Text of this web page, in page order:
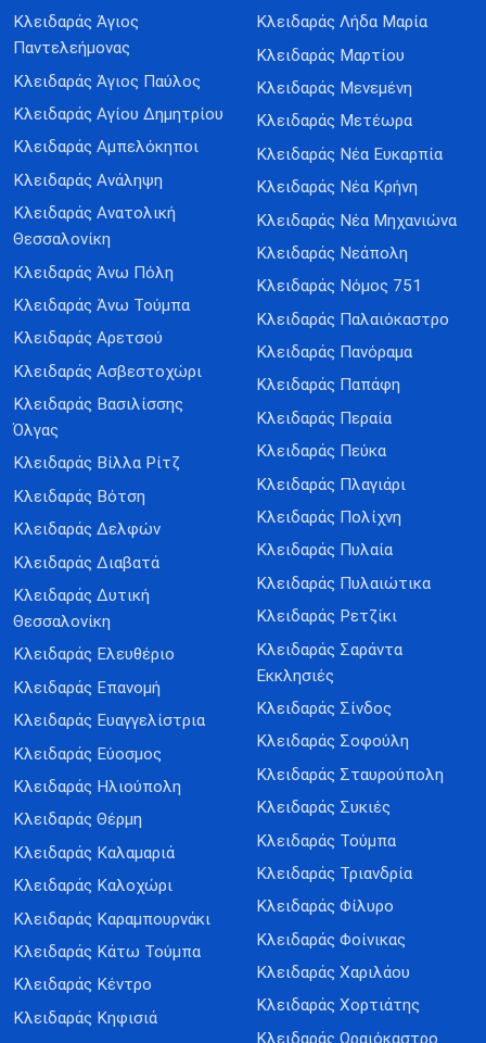
Κλειδαράς Άγιος
Παντελεήμονας
Κλειδαράς Άγιος Παύλος
Κλειδαράς Αγίου Δημητρίου
Κλειδαράς Αμπελόκηποι
Κλειδαράς Ανάληψη
Κλειδαράς Ανατολική
Θεσσαλονίκη
Κλειδαράς Άνω Πόλη
Κλειδαράς Άνω Τούμπα
Κλειδαράς Αρετσού
Κλειδαράς Ασβεστοχώρι
Κλειδαράς Βασιλίσσης
Όλγας
Κλειδαράς Βίλλα Ρίτζ
Κλειδαράς Βότση
Κλειδαράς Δελφών
Κλειδαράς Διαβατά
Κλειδαράς Δυτική
Θεσσαλονίκη
Κλειδαράς Ελευθέριο
Κλειδαράς Επανομή
Κλειδαράς Ευαγγελίστρια
Κλειδαράς Εύοσμος
Κλειδαράς Ηλιούπολη
Κλειδαράς Θέρμη
Κλειδαράς Καλαμαριά
Κλειδαράς Καλοχώρι
Κλειδαράς Καραμπουρνάκι
Κλειδαράς Κάτω Τούμπα
Κλειδαράς Κέντρο
Κλειδαράς Κηφισιά
Κλειδαράς Λήδα Μαρία
Κλειδαράς Μαρτίου
Κλειδαράς Μενεμένη
Κλειδαράς Μετέωρα
Κλειδαράς Νέα Ευκαρπία
Κλειδαράς Νέα Κρήνη
Κλειδαράς Νέα Μηχανιώνα
Κλειδαράς Νεάπολη
Κλειδαράς Νόμος 751
Κλειδαράς Παλαιόκαστρο
Κλειδαράς Πανόραμα
Κλειδαράς Παπάφη
Κλειδαράς Περαία
Κλειδαράς Πεύκα
Κλειδαράς Πλαγιάρι
Κλειδαράς Πολίχνη
Κλειδαράς Πυλαία
Κλειδαράς Πυλαιώτικα
Κλειδαράς Ρετζίκι
Κλειδαράς Σαράντα
Εκκλησιές
Κλειδαράς Σίνδος
Κλειδαράς Σοφούλη
Κλειδαράς Σταυρούπολη
Κλειδαράς Συκιές
Κλειδαράς Τούμπα
Κλειδαράς Τριανδρία
Κλειδαράς Φίλυρο
Κλειδαράς Φοίνικας
Κλειδαράς Χαριλάου
Κλειδαράς Χορτιάτης
Κλειδαράς Ωραιόκαστρο